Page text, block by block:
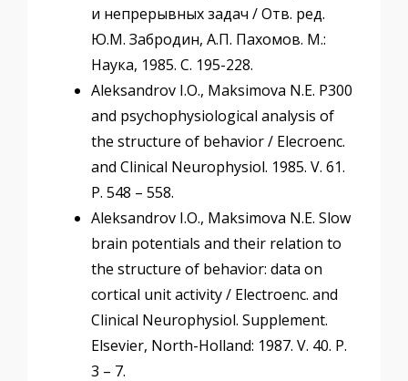
и непрерывных задач / Отв. ред.
Ю.М. Забродин, А.П. Пахомов. М.:
Наука, 1985. С. 195-228.
Aleksandrov I.O., Maksimova N.E. P300
and psychophysiological analysis of
the structure of behavior / Elecroenc.
and Clinical Neurophysiol. 1985. V. 61.
P. 548 – 558.
Aleksandrov I.O., Maksimova N.E. Slow
brain potentials and their relation to
the structure of behavior: data on
cortical unit activity / Electroenc. and
Clinical Neurophysiol. Supplement.
Elsevier, North-Holland: 1987. V. 40. P.
3 – 7.